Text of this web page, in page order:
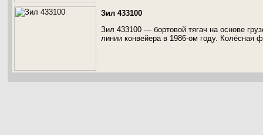
Зил 433100
Зил 433100 — бортовой тягач на основе
линии конвейера в 1986-ом году. Колёсная